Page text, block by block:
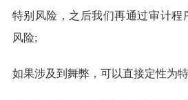
特别风险，之后我们再通过审计程
风险;
如果涉及到舞弊，可以直接定性为